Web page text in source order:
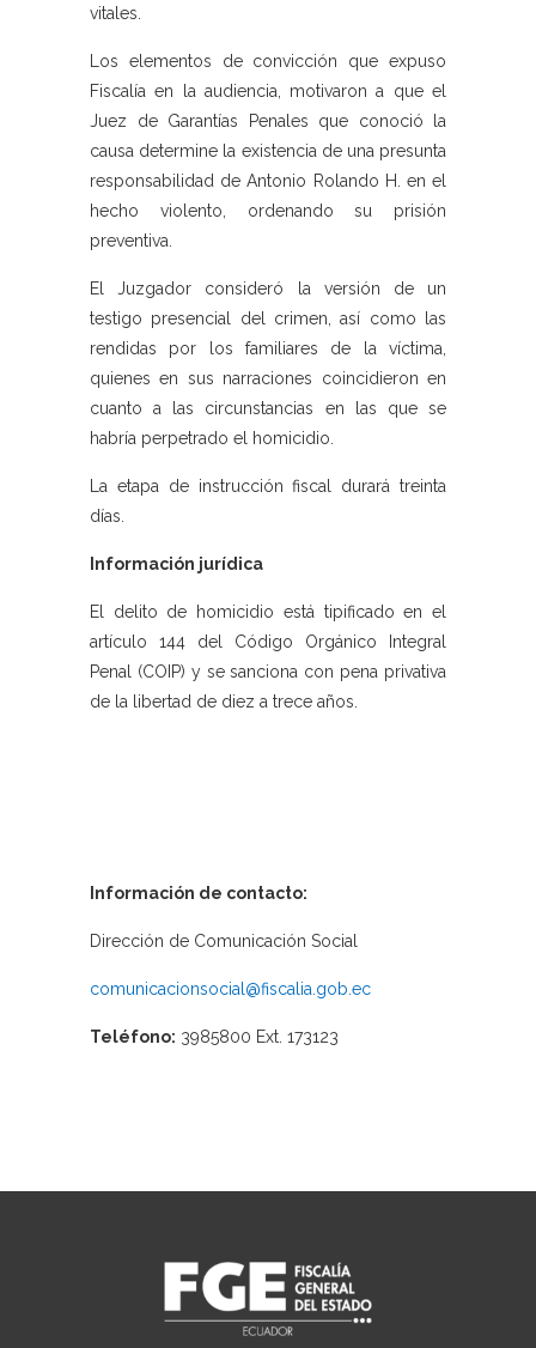
vitales.
Los elementos de convicción que expuso
Fiscalía en la audiencia, motivaron a que el
Juez de Garantías Penales que conoció la
causa determine la existencia de una presunta
responsabilidad de Antonio Rolando H. en el
hecho violento, ordenando su prisión
preventiva.
El Juzgador consideró la versión de un
testigo presencial del crimen, así como las
rendidas por los familiares de la víctima,
quienes en sus narraciones coincidieron en
cuanto a las circunstancias en las que se
habría perpetrado el homicidio.
La etapa de instrucción fiscal durará treinta
días.
Información jurídica
El delito de homicidio está tipificado en el
artículo 144 del Código Orgánico Integral
Penal (COIP) y se sanciona con pena privativa
de la libertad de diez a trece años.
Información de contacto:
Dirección de Comunicación Social
comunicacionsocial@fiscalia.gob.ec
Teléfono: 3985800 Ext. 173123